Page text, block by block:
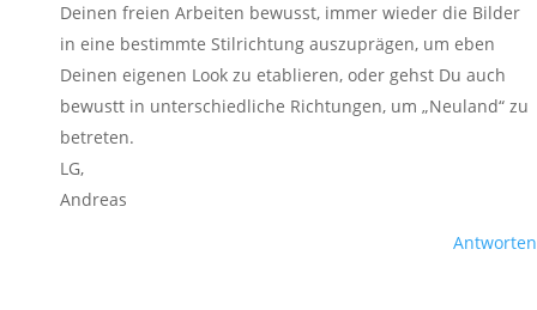
Deinen freien Arbeiten bewusst, immer wieder die Bilder
in eine bestimmte Stilrichtung auszuprägen, um eben
Deinen eigenen Look zu etablieren, oder gehst Du auch
bewustt in unterschiedliche Richtungen, um „Neuland“ zu
betreten.
LG,
Andreas
Antworten